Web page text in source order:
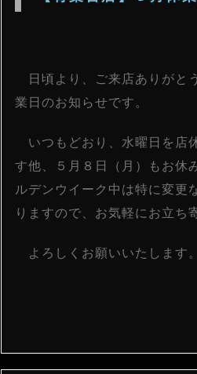
日頃より、ご来店ありがと
業日のお知らせです。
いつもどおり、水曜日を店
す他、５月８日（月）もお休
ルデンウイーク中は特に変更
りますので、お気軽にお立ち
よろしくお願いいたします。